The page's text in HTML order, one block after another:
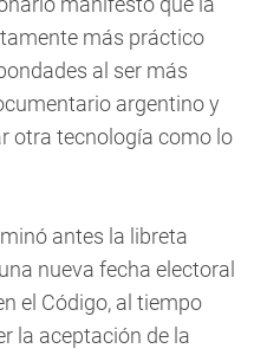
más práctico
al ser más
argentino y
otra tecnología como lo
antes la libreta
nueva fecha electoral
el Código, al tiempo
la aceptación de la